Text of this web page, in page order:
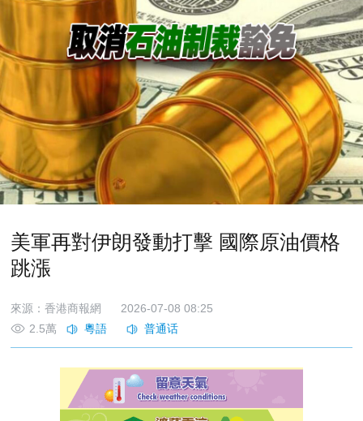
美軍再對伊朗發動打擊 國際原油價格
跳漲
來源：香港商報網
2026-07-08 08:25
2.5萬